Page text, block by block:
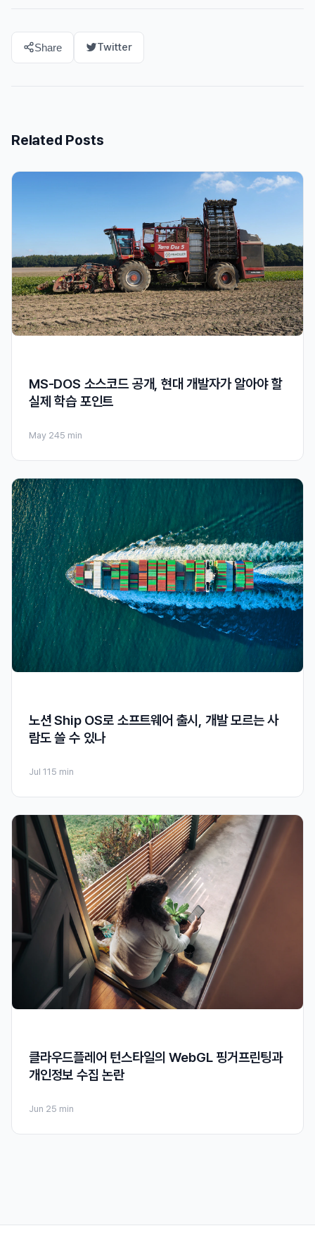
Share Twitter
Related Posts
MS-DOS 소스코드 공개, 현대 개발자가 알아야 할
실제 학습 포인트
May 245 min
노션 Ship OS로 소프트웨어 출시, 개발 모르는 사
람도 쓸 수 있나
Jul 11 5 min
클라우드플레어 턴스타일의 WebGL 핑거프린팅과
개인정보 수집 논란
Jun 25 min